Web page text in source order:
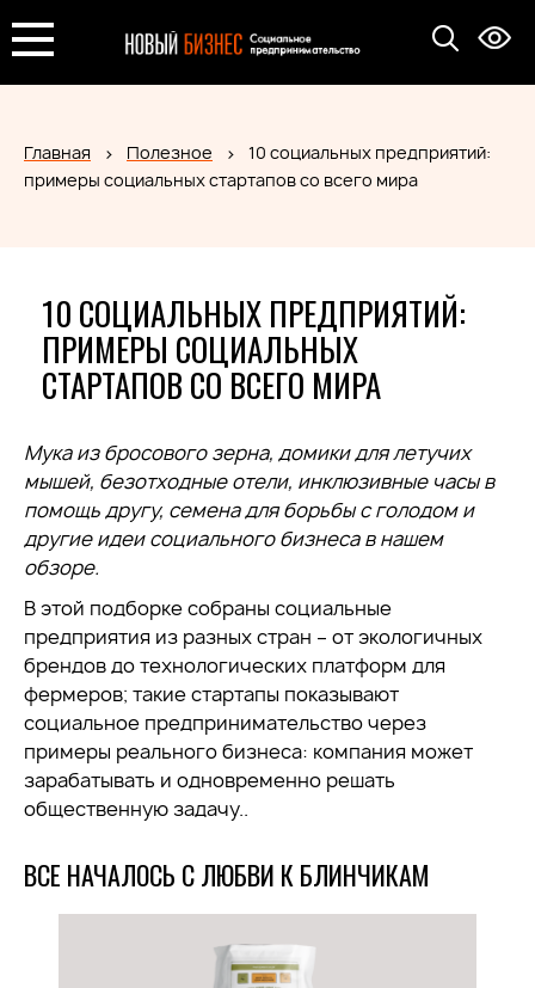
Главная Полезное
10 социальных предприятий:
примеры социальных стартапов со всего мира
10 СОЦИАЛЬНЫХ ПРЕДПРИЯТИЙ:
ПРИМЕРЫ СОЦИАЛЬНЫХ
СТАРТАПОВ СО ВСЕГО МИРА
Мука из бросового зерна, домики для летучих
мышей, безотходные отели, инклюзивные часы в
помощь другу, семена для борьбы с голодом и
другие идеи социального бизнеса в нашем
обзоре.
В этой подборке собраны социальные
предприятия из разных стран – от экологичных
брендов до технологических платформ для
фермеров; такие стартапы показывают
социальное предпринимательство через
примеры реального бизнеса: компания может
зарабатывать и одновременно решать
общественную задачу..
ВСЕ НАЧАЛОСЬ С ЛЮБВИ К БЛИНЧИКАМ